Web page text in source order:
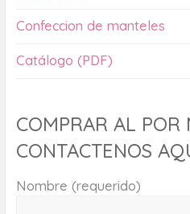
Confeccion de manteles
Catálogo (PDF)
COMPRAR AL POR
CONTACTENOS
Nombre (requerido)